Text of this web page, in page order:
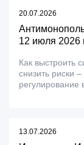
20.07.2026
12 июля 2026
Как выстроить
снизить риски
регулирование
13.07.2026